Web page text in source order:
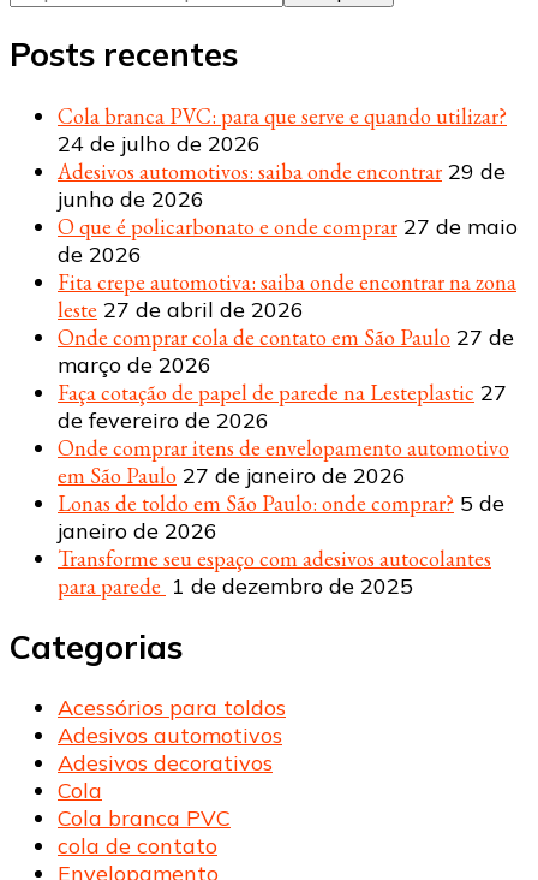
Posts recentes
Cola branca PVC: para que serve e quando utilizar?
24 de julho de 2026
Adesivos automotivos: saiba onde encontrar 29 de
junho de 2026
O que é policarbonato e onde comprar 27 de maio
de 2026
Fita crepe automotiva: saiba onde encontrar na zona
leste 27 de abril de 2026
Onde comprar cola de contato em São Paulo 27 de
março de 2026
Faça cotação de papel de parede na Lesteplastic 27
de fevereiro de 2026
Onde comprar itens de envelopamento automotivo
em São Paulo 27 de janeiro de 2026
Lonas de toldo em São Paulo: onde comprar? 5 de
janeiro de 2026
Transforme seu espaço com adesivos autocolantes
para parede 1 de dezembro de 2025
Categorias
Acessórios para toldos
Adesivos automotivos
Adesivos decorativos
Cola
Cola branca PVC
cola de contato
Envelopamento